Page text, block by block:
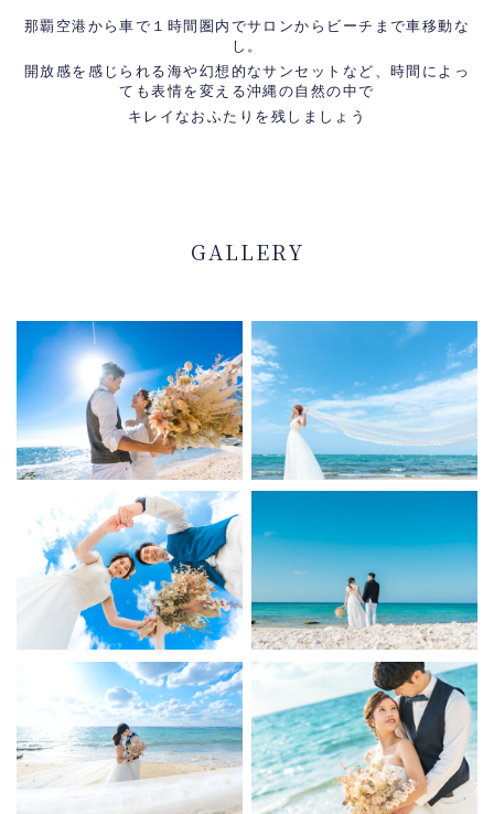
那覇空港から車で１時間圏内でサロンからビーチまで車移動な
し。
開放感を感じられる海や幻想的なサンセットなど、時間によっ
ても表情を変える沖縄の自然の中で
キレイなおふたりを残しましょう
GALLERY